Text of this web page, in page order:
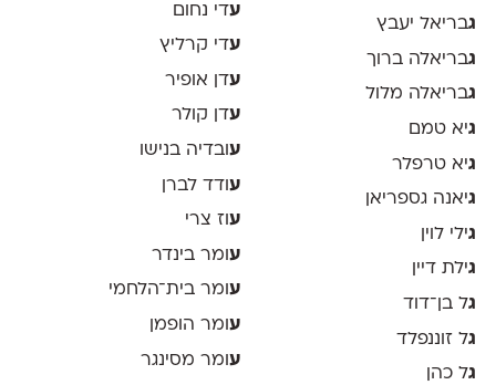
גבריאל יעבץ
גבריאלה ברוך
גבריאלה מלול
גיא טמם
גיא טרפלר
גיאנה גספריאן
גילי לוין
גילת דיין
גל בן־דוד
גל זוננפלד
גל כהן
עדי נחום
עדי קרליץ
עדן אופיר
עדן קולר
ע ובדיה בנישו
עודד לברן
ע וז צרי
ע ומר בינדר
עומר בית־הלחמי
ע ומר הופמן
עומר מסינגר